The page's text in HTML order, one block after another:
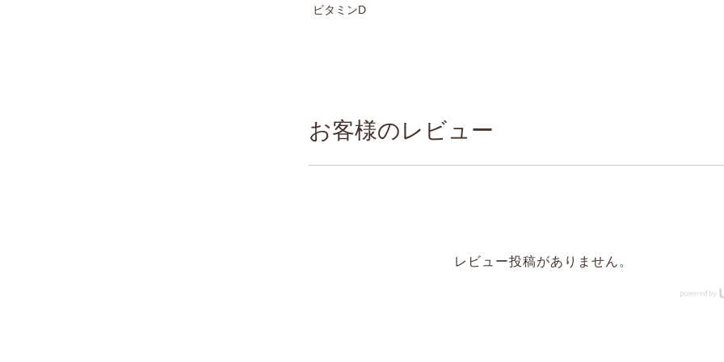
ビタミンD
お客様のレビュー
レビュー投稿がありません。